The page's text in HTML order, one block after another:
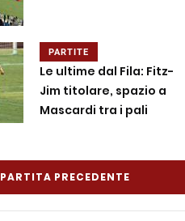
PARTITE
Le ultime dal Fila: Fitz-
Jim titolare, spazio a
Mascardi tra i pali
PARTITA PRECEDENTE